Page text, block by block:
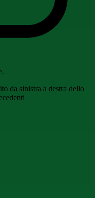
da sinistra a destra dello